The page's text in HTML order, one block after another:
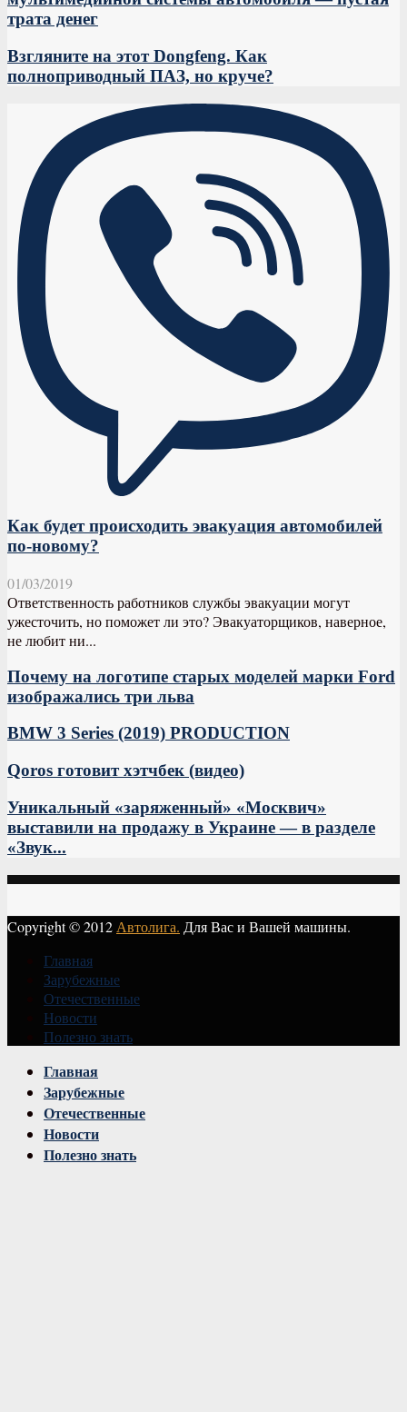
трата денег
Взгляните на этот Dongfeng. Как
полноприводный ПАЗ, но круче?
Как будет происходить эвакуация автомобилей
по-новому?
01/03/2019
Ответственность работников службы эвакуации могут
ужесточить, но поможет ли это? Эвакуаторщиков, наверное,
не любит ни...
Почему на логотипе старых моделей марки Ford
изображались три льва
BMW 3 Series (2019) PRODUCTION
Qoros готовит хэтчбек (видео)
Уникальный «заряженный» «Москвич»
выставили на продажу в Украине — в разделе
«Звук...
Copyright © 2012 Автолига. Для Вас и Вашей машины.
Главная
Зарубежные
Отечественные
Новости
Полезно знать
Главная
Зарубежные
Отечественные
Новости
Полезно знать